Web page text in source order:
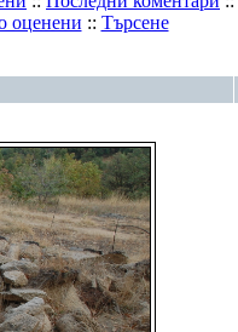
оценени :: Търсене